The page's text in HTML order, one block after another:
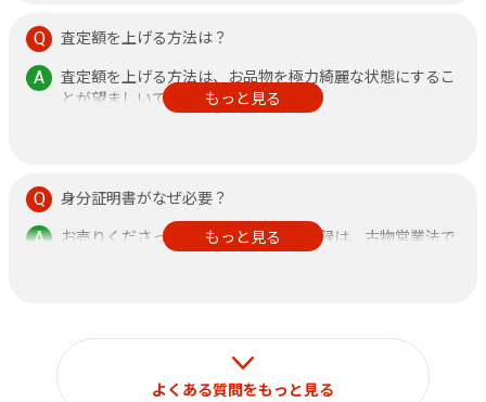
査定額を上げる方法は？
査定額を上げる方法は、お品物を極力綺麗な状態にするこ
とが望ましいです。
また、鑑定書がある方が査定額アップに繋がりますので、
もっと見る
身分証明書がなぜ必要？
お売りくださった方の身分証明書の記録は、古物営業法で
定められておりますのでご了承ください。
もっと見る
よくある質問をもっと見る